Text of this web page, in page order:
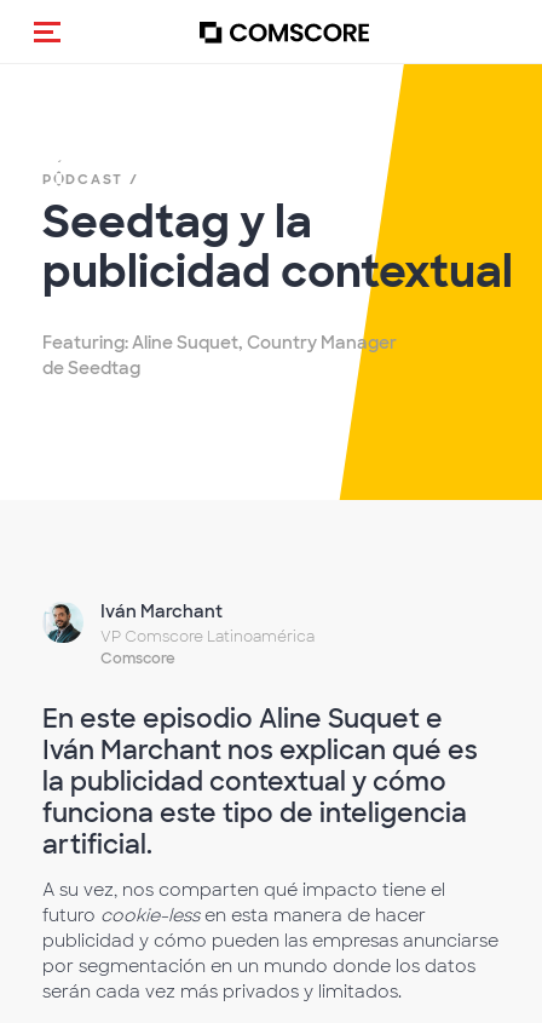
Activar navegación
PÓDCAST /
Seedtag y la
publicidad contextual
Featuring: Aline Suquet, Country Manager
de Seedtag
Iván Marchant
VP Comscore Latinoamérica
Comscore
En este episodio Aline Suquet e
Iván Marchant nos explican qué es
la publicidad contextual y cómo
funciona este tipo de inteligencia
artificial.
A su vez, nos comparten qué impacto tiene el
futuro cookie-lessen esta manera de hacer
publicidad y cómo pueden las empresas anunciarse
por segmentación en un mundo donde los datos
serán cada vez más privados y limitados.